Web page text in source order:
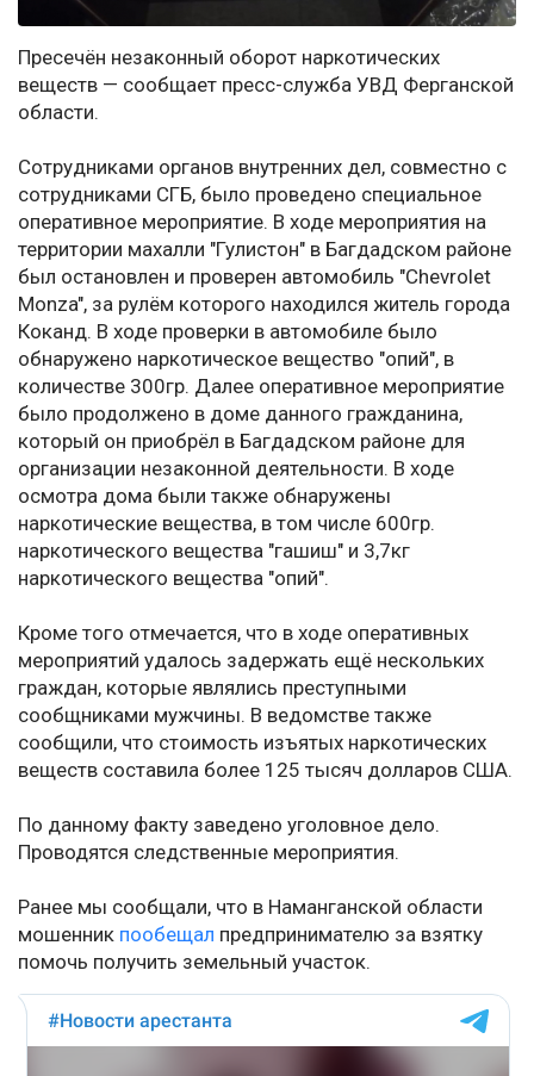
Пресечён незаконный оборот наркотических
веществ — сообщает пресс-служба УВД Ферганской
области.
Сотрудниками органов внутренних дел, совместно с
сотрудниками СГБ, было проведено специальное
оперативное мероприятие. В ходе мероприятия на
территории махалли "Гулистон" в Багдадском районе
был остановлен и проверен автомобиль "Chevrolet
Monza", за рулём которого находился житель города
Коканд. В ходе проверки в автомобиле было
обнаружено наркотическое вещество "опий", в
количестве 300гр. Далее оперативное мероприятие
было продолжено в доме данного гражданина,
который он приобрёл в Багдадском районе для
организации незаконной деятельности. В ходе
осмотра дома были также обнаружены
наркотические вещества, в том числе 600гр.
наркотического вещества "гашиш" и 3,7кг
наркотического вещества "опий".
Кроме того отмечается, что в ходе оперативных
мероприятий удалось задержать ещё нескольких
граждан, которые являлись преступными
сообщниками мужчины. В ведомстве также
сообщили, что стоимость изъятых наркотических
веществ составила более 125 тысяч долларов США.
По данному факту заведено уголовное дело.
Проводятся следственные мероприятия.
Ранее мы сообщали, что в Наманганской области
мошенник пообещал предпринимателю за взятку
помочь получить земельный участок.